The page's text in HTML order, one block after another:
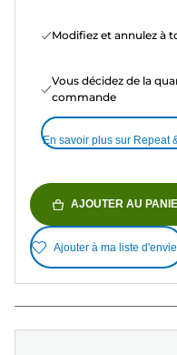
Modifiez et annulez à
Vous décidez de la
commande
En savoir plus sur Repeat
AJOUTER AU
Ajouter à ma liste